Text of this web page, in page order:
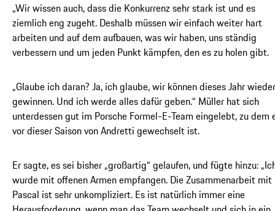
„Wir wissen auch, dass die Konkurrenz sehr stark ist und es
ziemlich eng zugeht. Deshalb müssen wir einfach weiter hart
arbeiten und auf dem aufbauen, was wir haben, uns ständig
verbessern und um jeden Punkt kämpfen, den es zu holen gibt.
„Glaube ich daran? Ja, ich glaube, wir können dieses Jahr wieder
gewinnen. Und ich werde alles dafür geben.“ Müller hat sich
unterdessen gut im Porsche Formel-E-Team eingelebt, zu dem
vor dieser Saison von Andretti gewechselt ist.
Er sagte, es sei bisher „großartig“ gelaufen, und fügte hinzu:
wurde mit offenen Armen empfangen. Die Zusammenarbeit mit
Pascal ist sehr unkompliziert. Es ist natürlich immer eine